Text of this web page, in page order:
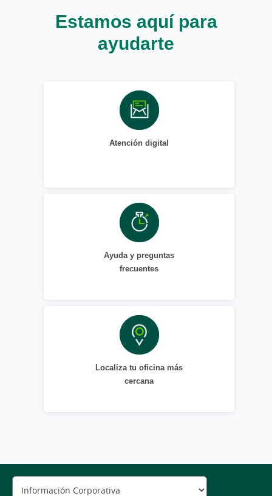
Estamos aquí para
ayudarte
Atención digital
Ayuda y preguntas
frecuentes
Localiza tu oficina más
cercana